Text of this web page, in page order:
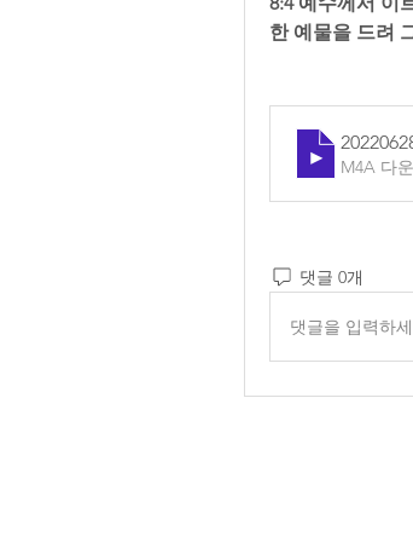
한 예물을 드려
M4A 다
댓글 0개
댓글을 입력하세